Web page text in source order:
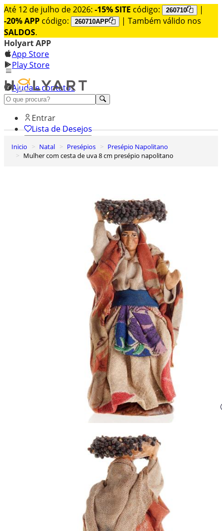
Até 12 de julho de 2026: -15% SITE código: 260710
|
-20% APP código: 260710APP
| Também válido nos
SALDOS.
Holyart APP
App Store
Play Store
Ajuda e contatos
Conheça premium
Entrar
Lista de Desejos
Carrinho de Compras
Inicio Natal Presépios
Presépio Napolitano
Mulher com cesta de uva 8 cm presépio napolitano